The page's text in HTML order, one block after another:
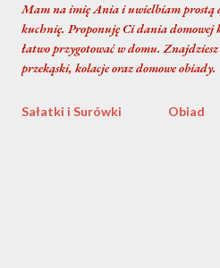
Mam na imię Ania i uwielbiam prostą
kuchnię. Proponuję Ci dania domowej
łatwo przygotować w domu.
przekąski, kolacje oraz domowe obiady.
Sałatki i Surówki Obiad